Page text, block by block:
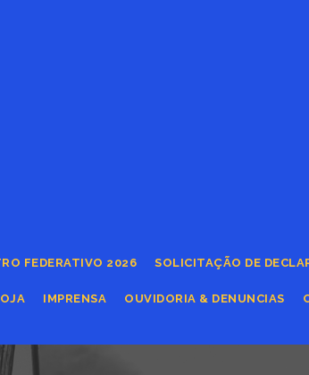
FEDERATIVO 2026 SOLICITAÇÃO DE
IMPRENSA OUVIDORIA & DENUNCIAS